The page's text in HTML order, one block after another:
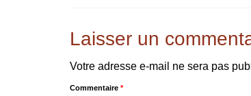
Laisser un
Votre adresse e-mail ne sera pas
Commentaire *